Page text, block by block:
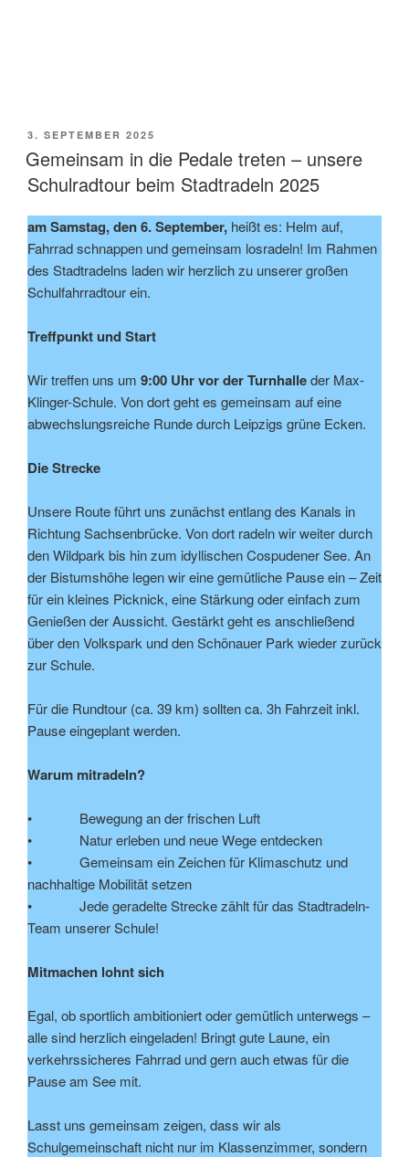
VERÖFFENTLICHT
AM
3. SEPTEMBER 2025
Gemeinsam in die Pedale treten – unsere
Schulradtour beim Stadtradeln 2025
am Samstag, den 6. September, heißt es: Helm auf,
Fahrrad schnappen und gemeinsam losradeln! Im Rahmen
des Stadtradelns laden wir herzlich zu unserer großen
Schulfahrradtour ein.
Treffpunkt und Start
Wir treffen uns um 9:00 Uhr vor der Turnhalleder Max-
Klinger-Schule. Von dort geht es gemeinsam auf eine
abwechslungsreiche Runde durch Leipzigs grüne Ecken.
Die Strecke
Unsere Route führt uns zunächst entlang des Kanals in
Richtung Sachsenbrücke. Von dort radeln wir weiter durch
den Wildpark bis hin zum idyllischen Cospudener See. An
der Bistumshöhe legen wir eine gemütliche Pause ein – Zeit
für ein kleines Picknick, eine Stärkung oder einfach zum
Genießen der Aussicht. Gestärkt geht es anschließend
über den Volkspark und den Schönauer Park wieder zurück
zur Schule.
Für die Rundtour (ca. 39 km) sollten ca. 3h Fahrzeit inkl.
Pause eingeplant werden.
Warum mitradeln?
• Bewegung an der frischen Luft
• Natur erleben und neue Wege entdecken
• Gemeinsam ein Zeichen für Klimaschutz und
nachhaltige Mobilität setzen
• Jede geradelte Strecke zählt für das Stadtradeln-
Team unserer Schule!
Mitmachen lohnt sich
Egal, ob sportlich ambitioniert oder gemütlich unterwegs –
alle sind herzlich eingeladen! Bringt gute Laune, ein
verkehrssicheres Fahrrad und gern auch etwas für die
Pause am See mit.
Lasst uns gemeinsam zeigen, dass wir als
Schulgemeinschaft nicht nur im Klassenzimmer, sondern